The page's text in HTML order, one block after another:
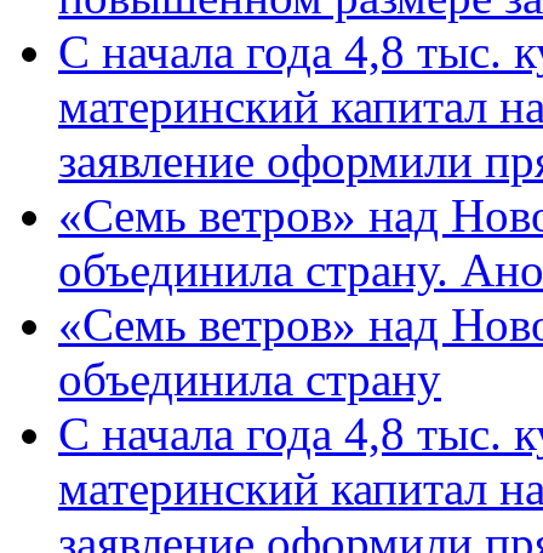
С начала года 4,8 тыс.
материнский капитал
заявление оформили
«Семь ветров» над
объединила страну.
«Семь ветров» над
объединила страну
С начала года 4,8 тыс.
материнский капитал
заявление оформили